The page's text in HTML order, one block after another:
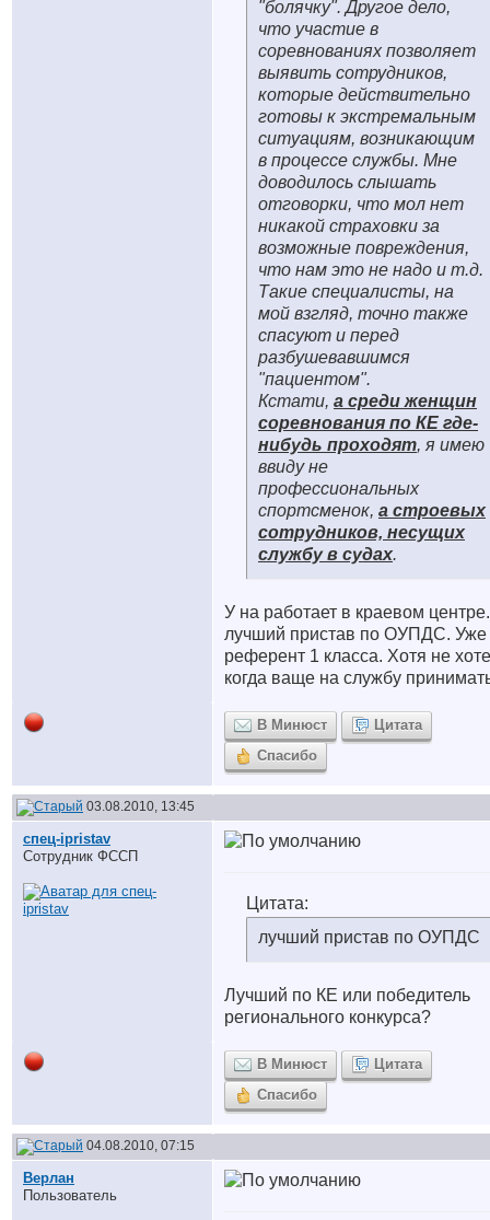
"болячку". Другое дело,
что участие в
соревнованиях позволяет
выявить сотрудников,
которые действительно
готовы к экстремальным
ситуациям, возникающим
в процессе службы. Мне
доводилось слышать
отговорки, что мол нет
никакой страховки за
возможные повреждения,
что нам это не надо и т.д.
Такие специалисты, на
мой взгляд, точно также
спасуют и перед
разбушевавшимся
"пациентом".
Кстати, а среди женщин
соревнования по КЕ где-
нибудь проходят, я имею
ввиду не
профессиональных
спортсменок, а строевых
сотрудников, несущих
службу в судах.
У на работает в краевом центре.
лучший пристав по ОУПДС. Уже
референт 1 класса. Хотя не
когда ваще на службу
В Минюст
Цитата
Спасибо
03.08.2010, 13:45
спец-ipristav
Сотрудник ФССП
Цитата:
лучший пристав по ОУПДС
Лучший по КЕ или победитель
регионального конкурса?
В Минюст
Цитата
Спасибо
04.08.2010, 07:15
Верлан
Пользователь